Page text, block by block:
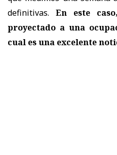
definitivas.
En este
proyectado a una
cual es una excelente